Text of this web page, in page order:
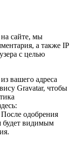
на сайте, мы
а также IP
с целью
вашего адреса
Gravatar, чтобы
одобрения
будет видимым